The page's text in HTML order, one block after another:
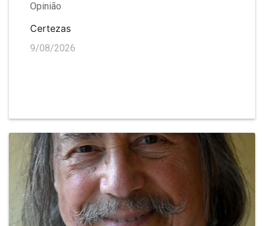
Opinião
Certezas
9/08/2026